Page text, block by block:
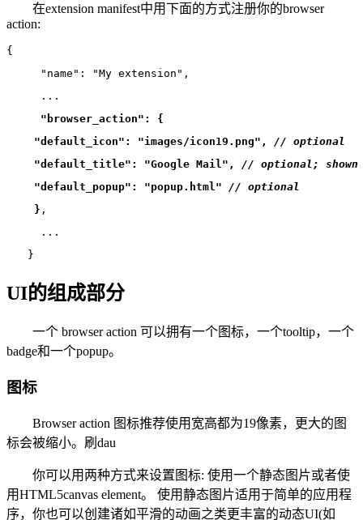
在extension manifest中用下面的方式注册你的browser
action:
{
  "name": "My extension",
  ...
"browser_action": {
"default_icon": "images/icon19.png", // optional
"default_title": "Google Mail", // optional;
"default_popup": "popup.html" // optional
} ,
  ...
}
UI的组成部分
一个 browser action 可以拥有一个图标，一个tooltip，一个
badge和一个popup。
图标
Browser action 图标推荐使用宽高都为19像素，更大的图
标会被缩小。刷dau
你可以用两种方式来设置图标: 使用一个静态图片或者使
用HTML5canvas element。 使用静态图片适用于简单的应用程
序，你也可以创建诸如平滑的动画之类更丰富的动态UI(如